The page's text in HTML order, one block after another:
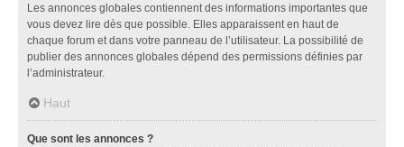
Les annonces globales contiennent des informations importantes que
vous devez lire dès que possible. Elles apparaissent en haut de
chaque forum et dans votre panneau de l’utilisateur. La possibilité de
publier des annonces globales dépend des permissions définies par
l’administrateur.
Haut
Que sont les annonces ?